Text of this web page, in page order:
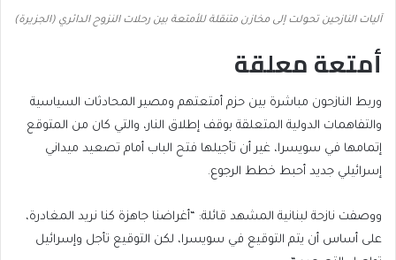
آليات النازحين تحولت إلى مخازن متنقلة للأمتعة بين رحلات النزوح الدائري (الجزيرة)
أمتعة معلقة
وربط النازحون مباشرة بين حزم أمتعتهم ومصير المحادثات السياسية
والتفاهمات الدولية المتعلقة بوقف إطلاق النار، والتي كان من المتوقع
إتمامها في سويسرا، غير أن تأجيلها فتح الباب أمام تصعيد ميداني
إسرائيلي جديد أحبط خطط الرجوع.
ووصفت نازحة لبنانية المشهد قائلة: “أغراضنا جاهزة كنا نريد المغادرة،
على أساس أن يتم التوقيع في سويسرا، لكن التوقيع تأجل وإسرائيل